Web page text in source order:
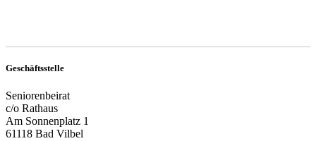
Geschäftsstelle
Seniorenbeirat
c/o Rathaus
Am Sonnenplatz 1
61118 Bad Vilbel